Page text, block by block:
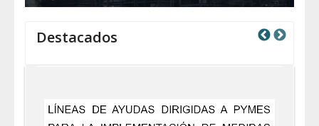
Destacados Previous